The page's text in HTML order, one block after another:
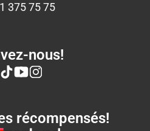
375 75 75
nous!
récompensés!